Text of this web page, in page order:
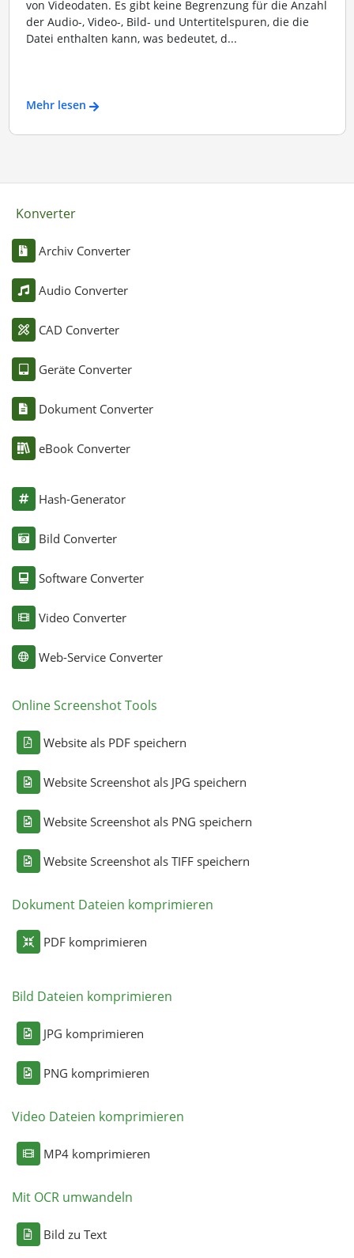
von Videodaten. Es gibt keine Begrenzung für die Anzahl
der Audio-, Video-, Bild- und Untertitelspuren, die die
Datei enthalten kann, was bedeutet, d...
Mehr lesen
Konverter
Archiv Converter
Audio Converter
CAD Converter
Geräte Converter
Dokument Converter
eBook Converter
Hash-Generator
Bild Converter
Software Converter
Video Converter
Web-Service Converter
Online Screenshot Tools
Website als PDF speichern
Website Screenshot als JPG speichern
Website Screenshot als PNG speichern
Website Screenshot als TIFF speichern
Dokument Dateien komprimieren
PDF komprimieren
Bild Dateien komprimieren
JPG komprimieren
PNG komprimieren
Video Dateien komprimieren
MP4 komprimieren
Mit OCR umwandeln
Bild zu Text